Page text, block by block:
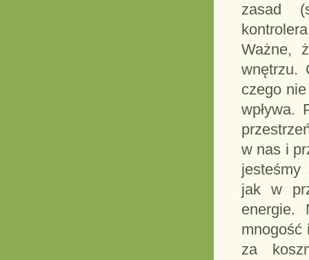
zasad
Ważne,
wnętrzu.
czego
wpływa.
w nas i
jesteśmy
jak w
energie.
mnogość
za